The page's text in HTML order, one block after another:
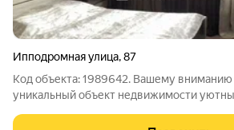
Ипподромная улица,87
Код объекта: 1989642. Вашему вниманию
уникальный объект недвижимости уютный и просторный дом
Это идеальное место для комфортной